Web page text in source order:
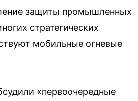
защиты промышленных
стратегических
мобильные огневые
«первоочередные